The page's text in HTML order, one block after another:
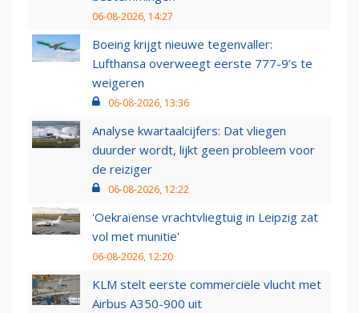
06-08-2026, 14:27
Boeing krijgt nieuwe tegenvaller:
Lufthansa overweegt eerste 777-9’s te
weigeren
06-08-2026, 13:36
Analyse kwartaalcijfers: Dat vliegen
duurder wordt, lijkt geen probleem voor
de reiziger
06-08-2026, 12:22
'Oekraïense vrachtvliegtuig in Leipzig zat
vol met munitie'
06-08-2026, 12:20
KLM stelt eerste commerciële vlucht met
Airbus A350-900 uit